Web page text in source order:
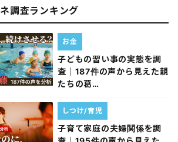
調査ランキング
子どもの習い事の実態を調
査｜187件の声から見えた親
たちの葛…
お金
子育て家庭の夫婦関係を調
しつけ/育児